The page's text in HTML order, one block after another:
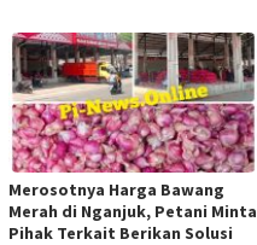
Merosotnya Harga Bawang
Merah di Nganjuk, Petani Minta
Pihak Terkait Berikan Solusi